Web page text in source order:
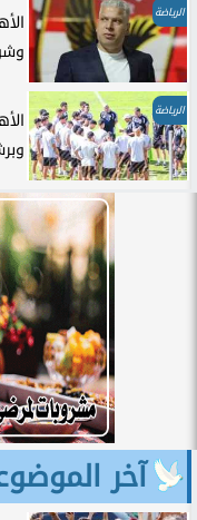
الرياضة
الرياضة
آخر